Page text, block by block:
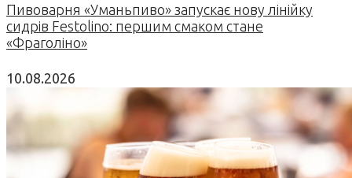
Пивоварня «Уманьпиво» запускає нову лінійку
сидрів Festolino: першим смаком стане
«Фраголіно»
10.08.2026